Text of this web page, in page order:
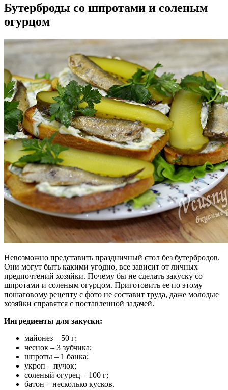
Бутерброды со шпротами и соленым
огурцом
Невозможно представить праздничный стол без бутербродов.
Они могут быть какими угодно, все зависит от личных
предпочтений хозяйки. Почему бы не сделать закуску со
шпротами и соленым огурцом. Приготовить ее по этому
пошаговому рецепту с фото не составит труда, даже молодые
хозяйки справятся с поставленной задачей.
Ингредиенты для закуски:
майонез – 50 г;
чеснок ­– 3 зубчика;
шпроты – 1 банка;
укроп – пучок;
соленый огурец – 100 г;
батон – несколько кусков.